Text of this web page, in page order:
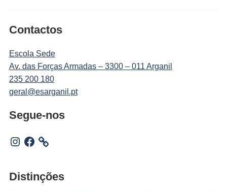
Contactos
Escola Sede
Av. das Forças Armadas – 3300 – 011 Arganil
235 200 180
geral@esarganil.pt
Segue-nos
Instagram
Facebook
Distinções